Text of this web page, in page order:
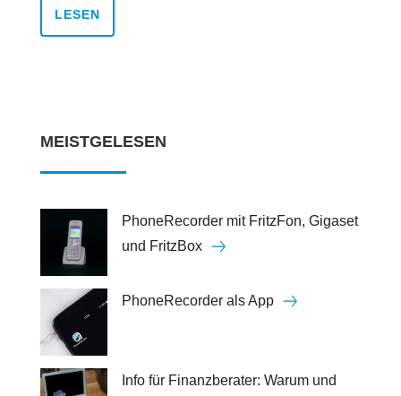
LESEN
MEISTGELESEN
PhoneRecorder mit FritzFon, Gigaset
und FritzBox
PhoneRecorder als App
Info für Finanzberater: Warum und